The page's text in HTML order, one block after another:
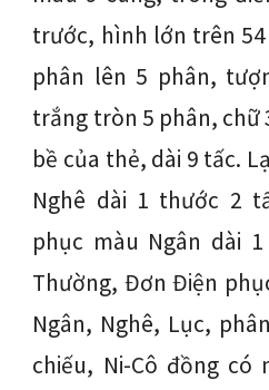
trước, hình lớn trên
phân lên 5 phân,
trắng tròn 5 phân, chữ
bề của thẻ, dài 9 tấc.
Nghê dài 1 thước 2
phục màu Ngân dài
Thường, Đơn Điện
Ngân, Nghê, Lục,
chiếu, Ni-Cô đồng có